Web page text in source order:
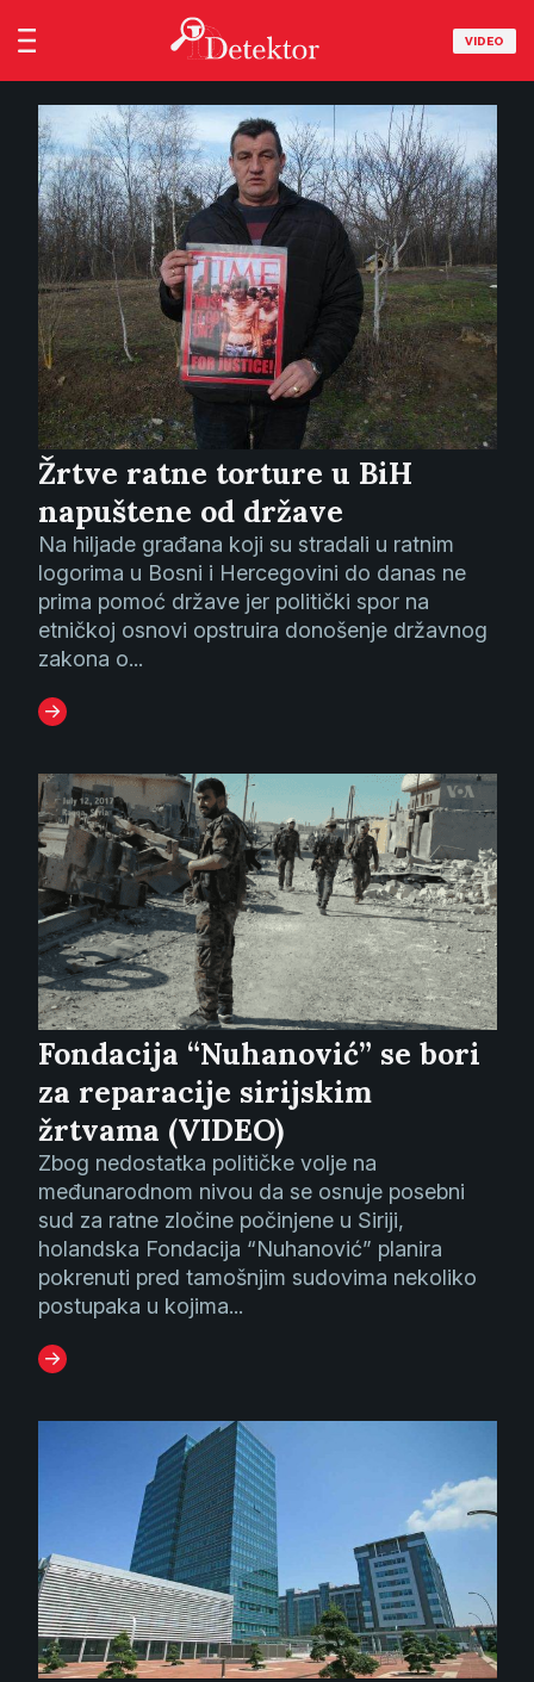
VIDEO
Žrtve ratne torture u BiH
napuštene od države
Na hiljade građana koji su stradali u ratnim
logorima u Bosni i Hercegovini do danas ne
prima pomoć države jer politički spor na
etničkoj osnovi opstruira donošenje državnog
zakona o...
Fondacija “Nuhanović” se bori
za reparacije sirijskim
žrtvama (VIDEO)
Zbog nedostatka političke volje na
međunarodnom nivou da se osnuje posebni
sud za ratne zločine počinjene u Siriji,
holandska Fondacija “Nuhanović” planira
pokrenuti pred tamošnjim sudovima nekoliko
postupaka u kojima...